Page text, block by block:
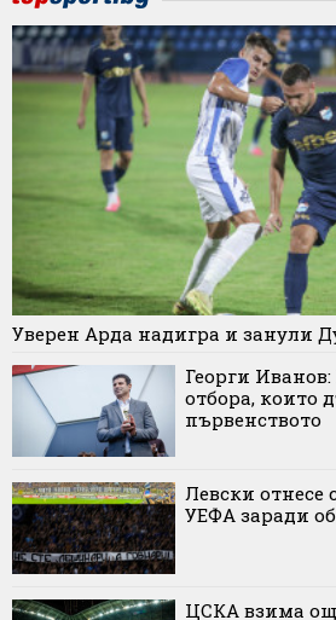
Уверен Арда надигра и занули
Георги
отбора, които
първенството
Левски отнесе
УЕФА заради
ЦСКА взима